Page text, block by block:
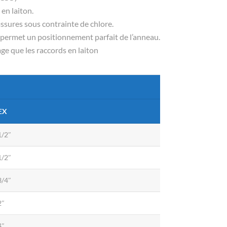
laiton.
sous contrainte de chlore.
un positionnement parfait de l’anneau.
que les raccords en laiton
2″
2″
4″